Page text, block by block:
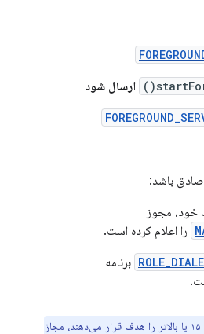
ارسال شود
صادق باشد:
خود، مجوز
را اعلام کرده است.
برنامه
برنامه‌هایی که اندروید ۱۵ یا بالاتر را هدف قرار می‌دهند، مجاز